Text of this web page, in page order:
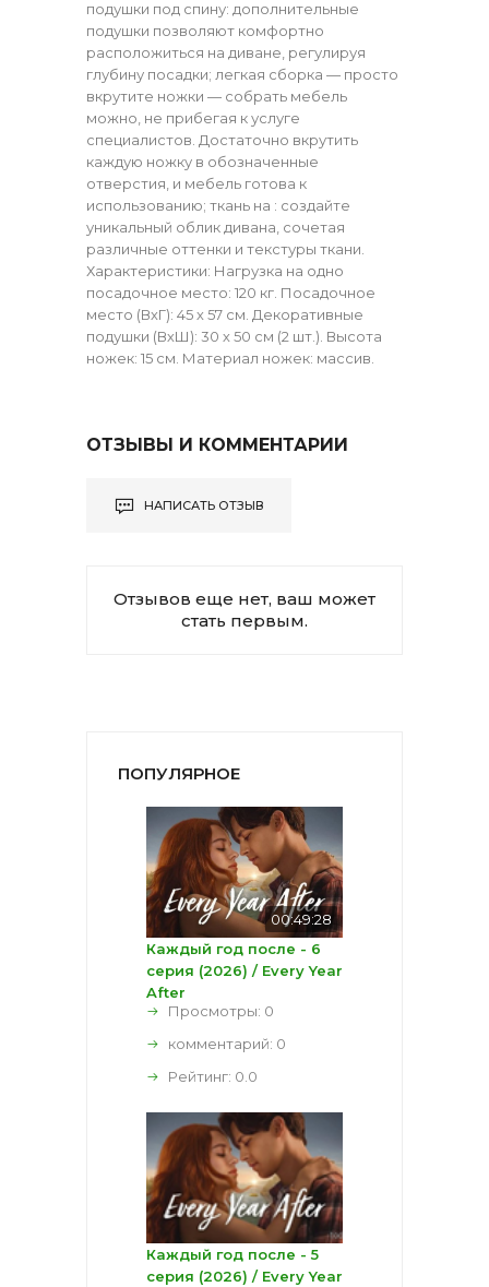
подушки под спину: дополнительные
подушки позволяют комфортно
расположиться на диване, регулируя
глубину посадки; легкая сборка — просто
вкрутите ножки — собрать мебель
можно, не прибегая к услуге
специалистов. Достаточно вкрутить
каждую ножку в обозначенные
отверстия, и мебель готова к
использованию; ткань на : создайте
уникальный облик дивана, сочетая
различные оттенки и текстуры ткани.
Характеристики: Нагрузка на одно
посадочное место: 120 кг. Посадочное
место (ВхГ): 45 х 57 см. Декоративные
подушки (ВхШ): 30 х 50 см (2 шт.). Высота
ножек: 15 см. Материал ножек: массив.
ОТЗЫВЫ И КОММЕНТАРИИ
НАПИСАТЬ ОТЗЫВ
Отзывов еще нет, ваш может
стать первым.
ПОПУЛЯРНОЕ
00:49:28
Каждый год после - 6
серия (2026) / Every Year
After
Просмотры: 0
комментарий: 0
Рейтинг: 0.0
Каждый год после - 5
серия (2026) / Every Year